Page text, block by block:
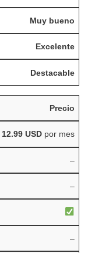
Muy bueno
Excelente
Destacable
Precio
12.99 USDpor mes
–
–
–